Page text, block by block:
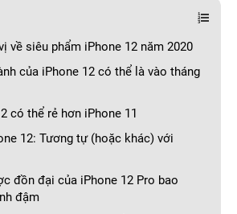
về siêu phẩm iPhone 12 năm 2020
của iPhone 12 có thể là vào tháng
có thể rẻ hơn iPhone 11
12: Tương tự (hoặc khác) với
đồn đại của iPhone 12 Pro bao
đậm